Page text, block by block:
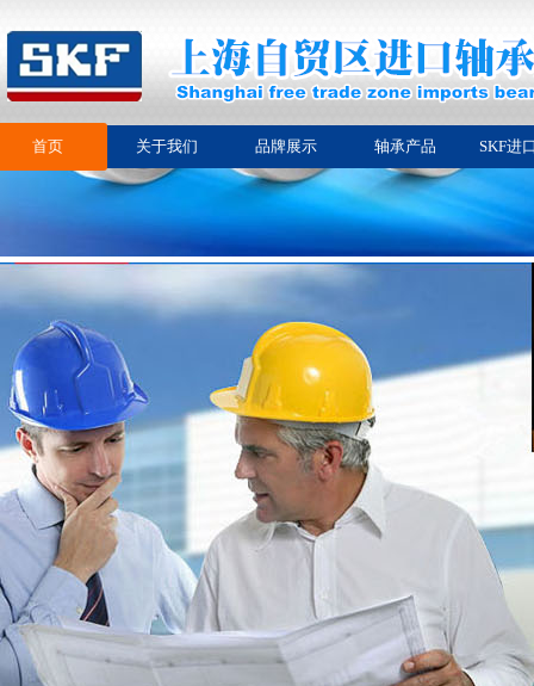
首页 关于我们 品牌展示 轴承产品 SKF进